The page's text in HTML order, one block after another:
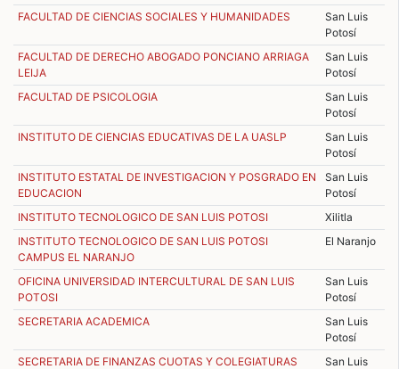
FACULTAD DE CIENCIAS SOCIALES Y HUMANIDADES
San Luis
Potosí
FACULTAD DE DERECHO ABOGADO PONCIANO ARRIAGA
LEIJA
San Luis
Potosí
FACULTAD DE PSICOLOGIA
San Luis
Potosí
INSTITUTO DE CIENCIAS EDUCATIVAS DE LA UASLP
San Luis
Potosí
INSTITUTO ESTATAL DE INVESTIGACION Y POSGRADO EN
EDUCACION
San Luis
Potosí
INSTITUTO TECNOLOGICO DE SAN LUIS POTOSI
Xilitla
INSTITUTO TECNOLOGICO DE SAN LUIS POTOSI
CAMPUS EL NARANJO
El Naranjo
OFICINA UNIVERSIDAD INTERCULTURAL DE SAN LUIS
POTOSI
San Luis
Potosí
SECRETARIA ACADEMICA
San Luis
Potosí
SECRETARIA DE FINANZAS CUOTAS Y COLEGIATURAS
San Luis